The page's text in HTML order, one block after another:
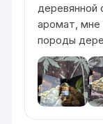
деревянной
аромат, мне
породы